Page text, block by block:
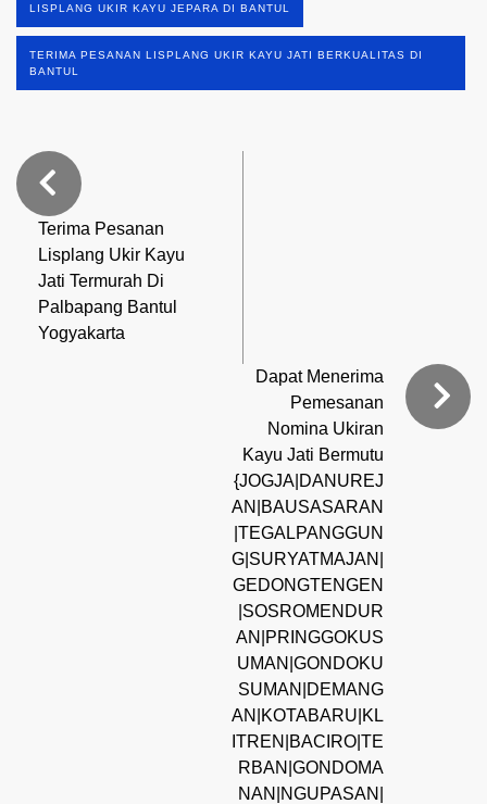
LISPLANG UKIR KAYU JEPARA DI BANTUL
TERIMA PESANAN LISPLANG UKIR KAYU JATI BERKUALITAS DI
BANTUL
Terima Pesanan
Lisplang Ukir Kayu
Jati Termurah Di
Palbapang Bantul
Yogyakarta
Dapat Menerima
Pemesanan
Nomina Ukiran
Kayu Jati Bermutu
{JOGJA|DANUREJ
AN|BAUSASARAN
|TEGALPANGGUN
G|SURYATMAJAN|
GEDONGTENGEN
|SOSROMENDUR
AN|PRINGGOKUS
UMAN|GONDOKU
SUMAN|DEMANG
AN|KOTABARU|KL
ITREN|BACIRO|TE
RBAN|GONDOMA
NAN|NGUPASAN|